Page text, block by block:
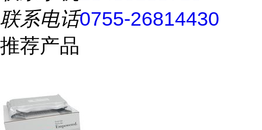
联系电话0755-26814430
推荐产品